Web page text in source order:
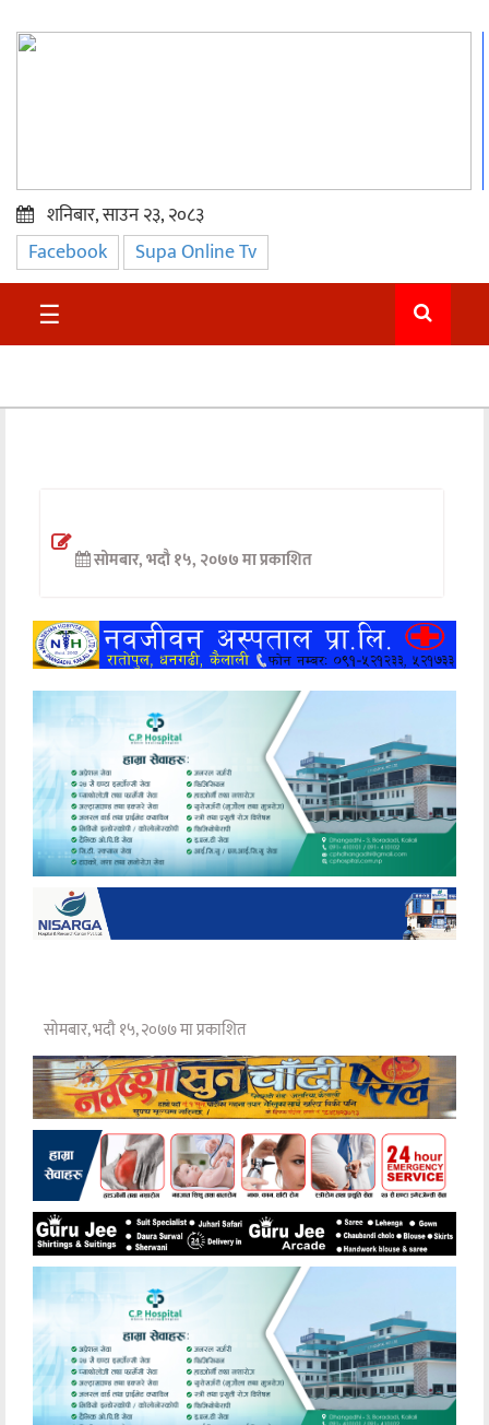
प्रमुख
समाचार
सुदुर
अन्तर्वार्ता
खेलकुद
मनोरञ्जन
अन्य
शनिबार, साउन २३, २०८३
Facebook Supa Online Tv
☰
सोमबार, भदौ १५, २०७७ मा प्रकाशित
सोमबार, भदौ १५, २०७७ मा प्रकाशित